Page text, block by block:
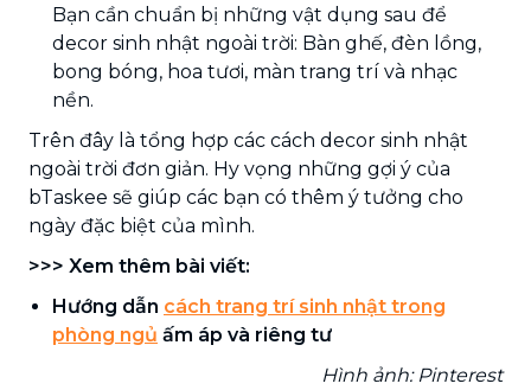
Bạn cần chuẩn bị những vật dụng sau để
decor sinh nhật ngoài trời: Bàn ghế, đèn lồng,
bong bóng, hoa tươi, màn trang trí và nhạc
nền.
Trên đây là tổng hợp các cách decor sinh nhật
ngoài trời đơn giản. Hy vọng những gợi ý của
bTaskee sẽ giúp các bạn có thêm ý tưởng cho
ngày đặc biệt của mình.
>>> Xem thêm bài viết:
Hướng dẫn cách trang trí sinh nhật trong
phòng ngủ ấm áp và riêng tư
Hình ảnh: Pinterest